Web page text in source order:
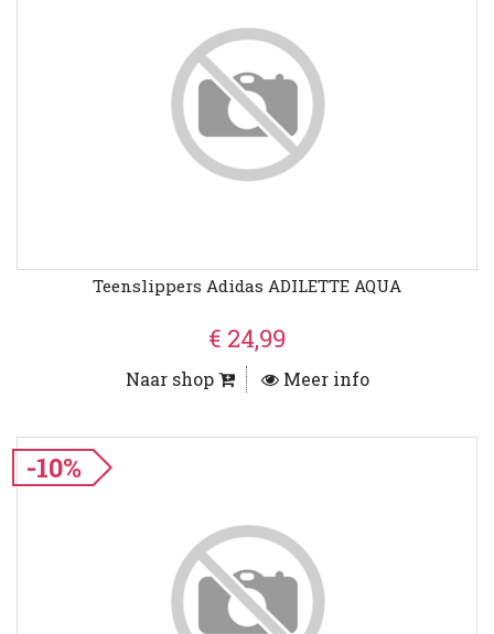
Teenslippers Adidas ADILETTE AQUA
€ 24,99
Naar shop Meer info
-10%